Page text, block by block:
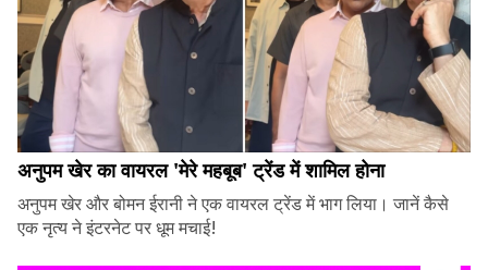
अनुपम खेर का वायरल 'मेरे महबूब' ट्रेंड में शामिल होना
अनुपम खेर और बोमन ईरानी ने एक वायरल ट्रेंड में भाग लिया। जानें कैसे
एक नृत्य ने इंटरनेट पर धूम मचाई!